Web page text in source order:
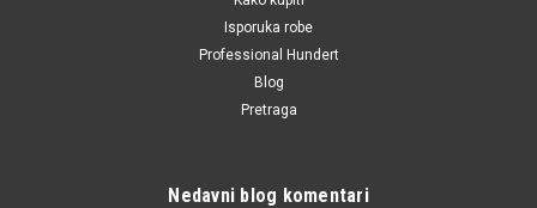
Isporuka robe
Professional Hundert
Blog
Pretraga
Nedavni blog komentari